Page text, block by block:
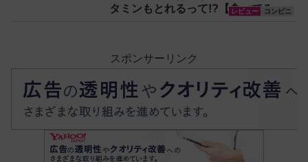
タミンもとれるって!?【食べてみ
た】
レビュー コンビニ
スポンサーリンク